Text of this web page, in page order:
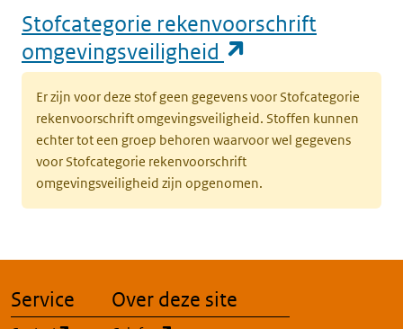
Stofcategorie rekenvoorschrift
omgevingsveiligheid
Er zijn voor deze stof geen gegevens voor Stofcategorie
rekenvoorschrift omgevingsveiligheid. Stoffen kunnen
echter tot een groep behoren waarvoor wel gegevens
voor Stofcategorie rekenvoorschrift
omgevingsveiligheid zijn opgenomen.
Service Over deze site